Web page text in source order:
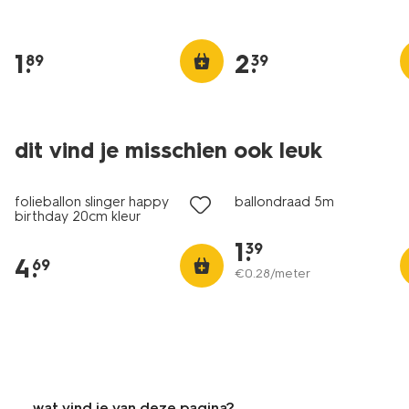
1.
89 2.
39
dit vind je misschien ook leuk
folieballon slinger happy
birthday 20cm kleur
4.
69
ballondraad 5m
1.
39
€0.28/meter